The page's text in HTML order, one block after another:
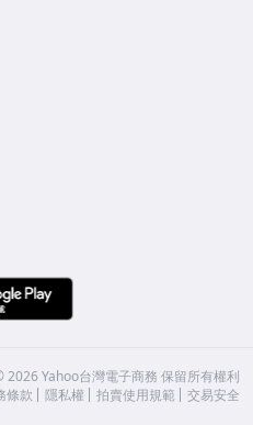
2026 Yahoo台灣電子商務 保留所有權利
條款
隱私權 拍賣使用規範 交易安全